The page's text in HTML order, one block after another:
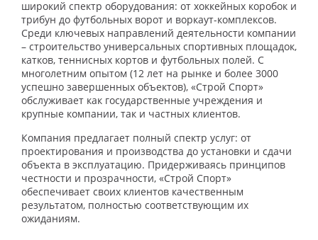
широкий спектр оборудования: от хоккейных коробок и
трибун до футбольных ворот и воркаут-комплексов.
Среди ключевых направлений деятельности компании
– строительство универсальных спортивных площадок,
катков, теннисных кортов и футбольных полей. С
многолетним опытом (12 лет на рынке и более 3000
успешно завершенных объектов), «Строй Спорт»
обслуживает как государственные учреждения и
крупные компании, так и частных клиентов.
Компания предлагает полный спектр услуг: от
проектирования и производства до установки и сдачи
объекта в эксплуатацию. Придерживаясь принципов
честности и прозрачности, «Строй Спорт»
обеспечивает своих клиентов качественным
результатом, полностью соответствующим их
ожиданиям.